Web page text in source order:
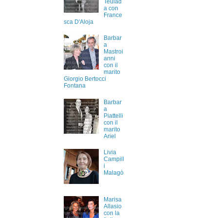
Teulad
a con
France
sca D'Aloja
Barbar
a
Mastroi
anni
con il
marito
Giorgio Bertocci
Fontana
Barbar
a
Piattelli
con il
marito
Ariel
Livia
Campill
i
Malagò
Marisa
Allasio
con la